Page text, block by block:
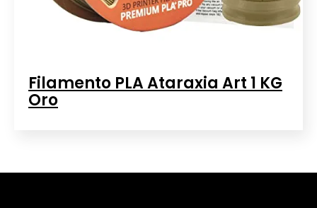
Filamento PLA Ataraxia Art 1 KG
Oro